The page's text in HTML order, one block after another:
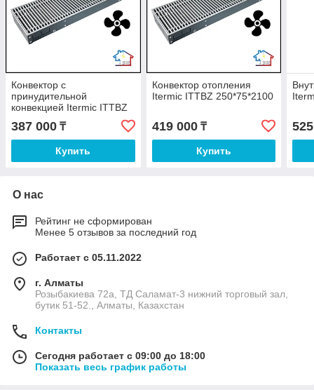
Конвектор с
принудительной
конвекцией Itermic ITTBZ
250*75*2000
387 000 ₸
Купить
Конвектор отопления
Itermic ITTBZ 250*75*2100
419 000₸
Купить
О нас
Рейтинг не сформирован
Менее 5 отзывов за последний год
Работает с 05.11.2022
г. Алматы
Розыбакиева 72а, ТД Саламат-3 нижний торговый зал,
бутик 51-52., Алматы, Казахстан
Контакты
Сегодня работает с 09:00 до 18:00
Показать весь график работы